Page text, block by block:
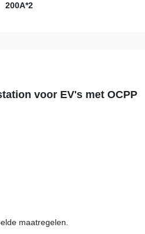
200A*2
voor EV's met OCPP
maatregelen.